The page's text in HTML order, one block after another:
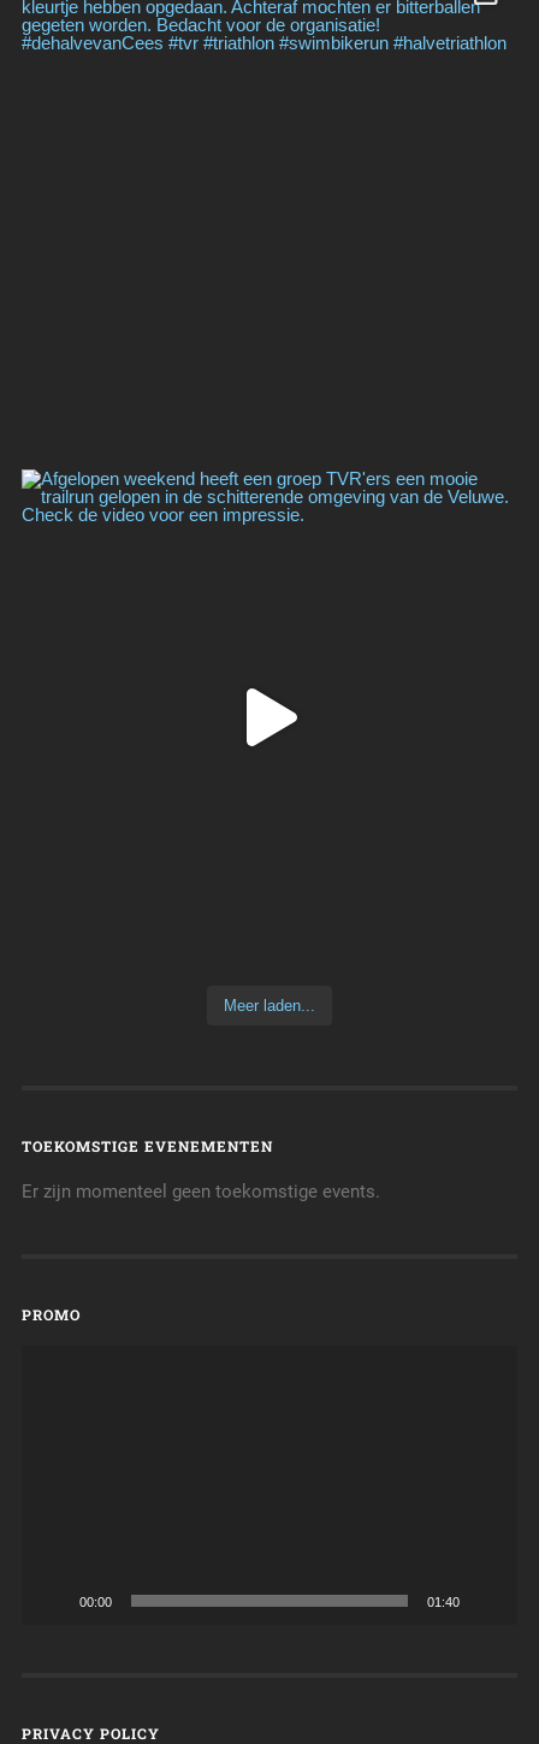
Meer laden...
TOEKOMSTIGE EVENEMENTEN
Er zijn momenteel geen toekomstige events.
PROMO
00:00 01:40
PRIVACY POLICY